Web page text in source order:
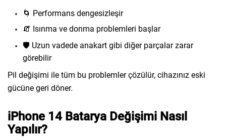
🌀 Performans dengesizleşir
🧯 Isınma ve donma problemleri başlar
🛡️ Uzun vadede anakart gibi diğer parçalar zarar
görebilir
Pil değişimi ile tüm bu problemler çözülür, cihazınız eski
gücüne geri döner.
iPhone 14 Batarya Değişimi Nasıl
Yapılır?